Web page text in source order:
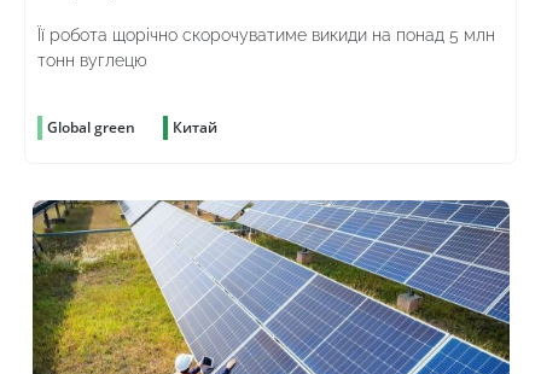
Її робота щорічно скорочуватиме викиди на понад 5 млн
тонн вуглецю
Global green Китай